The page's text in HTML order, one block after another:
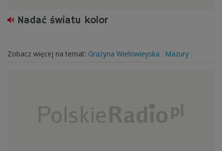
Nadać światu kolor
Zobacz więcej na temat: Grażyna Wielowieyska Mazury